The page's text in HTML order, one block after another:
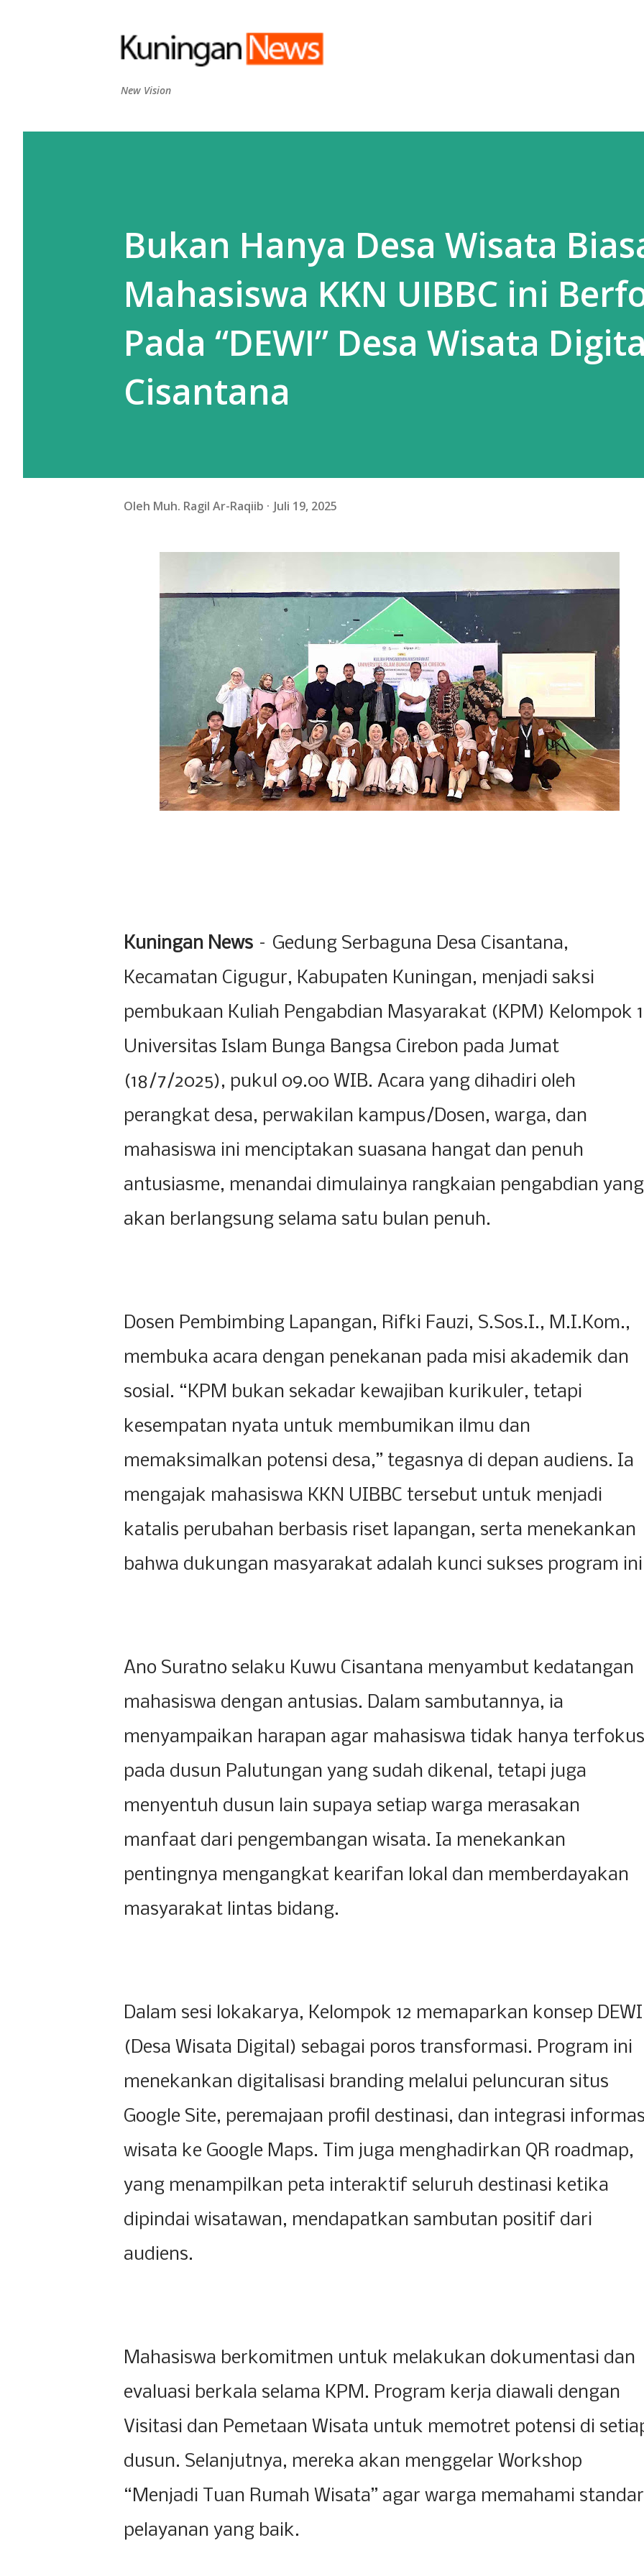
New Vision
Bukan Hanya Desa Wisata
Mahasiswa KKN UIBBC ini
Pada “DEWI” Desa Wisata
Cisantana
Oleh Muh. Ragil Ar-Raqiib Juli 19, 2025
Kuningan News – Gedung Serbaguna Desa Cisantana,
Kecamatan Cigugur, Kabupaten Kuningan, menjadi saksi
pembukaan Kuliah Pengabdian Masyarakat (KPM) Kelompok
Universitas Islam Bunga Bangsa Cirebon pada Jumat
(18/7/2025), pukul 09.00 WIB. Acara yang dihadiri oleh
perangkat desa, perwakilan kampus/Dosen, warga, dan
mahasiswa ini menciptakan suasana hangat dan penuh
antusiasme, menandai dimulainya rangkaian pengabdian yang
akan berlangsung selama satu bulan penuh.
Dosen Pembimbing Lapangan, Rifki Fauzi, S.Sos.I., M.I.Kom.,
membuka acara dengan penekanan pada misi akademik dan
sosial. “KPM bukan sekadar kewajiban kurikuler, tetapi
kesempatan nyata untuk membumikan ilmu dan
memaksimalkan potensi desa,” tegasnya di depan audiens. Ia
mengajak mahasiswa KKN UIBBC tersebut untuk menjadi
katalis perubahan berbasis riset lapangan, serta menekankan
bahwa dukungan masyarakat adalah kunci sukses program
Ano Suratno selaku Kuwu Cisantana menyambut kedatangan
mahasiswa dengan antusias. Dalam sambutannya, ia
menyampaikan harapan agar mahasiswa tidak hanya terfokus
pada dusun Palutungan yang sudah dikenal, tetapi juga
menyentuh dusun lain supaya setiap warga merasakan
manfaat dari pengembangan wisata. Ia menekankan
pentingnya mengangkat kearifan lokal dan memberdayakan
masyarakat lintas bidang.
Dalam sesi lokakarya, Kelompok 12 memaparkan konsep DEWI
(Desa Wisata Digital) sebagai poros transformasi. Program ini
menekankan digitalisasi branding melalui peluncuran situs
Google Site, peremajaan profil destinasi, dan integrasi
wisata ke Google Maps. Tim juga menghadirkan QR roadmap,
yang menampilkan peta interaktif seluruh destinasi ketika
dipindai wisatawan, mendapatkan sambutan positif dari
audiens.
Mahasiswa berkomitmen untuk melakukan dokumentasi dan
evaluasi berkala selama KPM. Program kerja diawali dengan
Visitasi dan Pemetaan Wisata untuk memotret potensi di
dusun. Selanjutnya, mereka akan menggelar Workshop
“Menjadi Tuan Rumah Wisata” agar warga memahami standar
pelayanan yang baik.